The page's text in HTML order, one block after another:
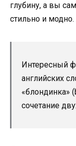
глубину, а вы
стильно и модно.
Интересный
английских
«блондинка»
сочетание